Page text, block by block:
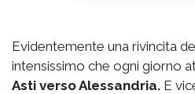
Evidentemente una rivincita
intensissimo che ogni giorno
Asti verso Alessandria. E